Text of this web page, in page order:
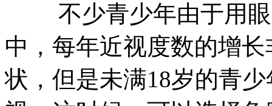
不少青少年由于用眼
中，每年近视度数的增
状，但是未满18岁的青